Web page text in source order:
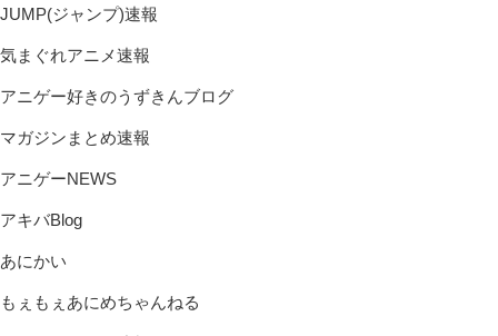
JUMP(ジャンプ)速報
気まぐれアニメ速報
アニゲー好きのうずきんブログ
マガジンまとめ速報
アニゲーNEWS
アキバBlog
あにかい
もぇもぇあにめちゃんねる